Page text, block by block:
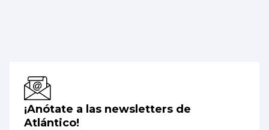
¡Anótate a las newsletters de
Atlántico!